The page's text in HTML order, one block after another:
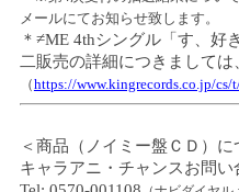
メールにてお知らせ致します。
＊≠ME 4thシングル「す、好
二販売の詳細につきましては
（https://www.kingrecords.co.jp/cs/
＜商品（ノイミー盤ＣＤ）
キャラアニ・チャンスお問い